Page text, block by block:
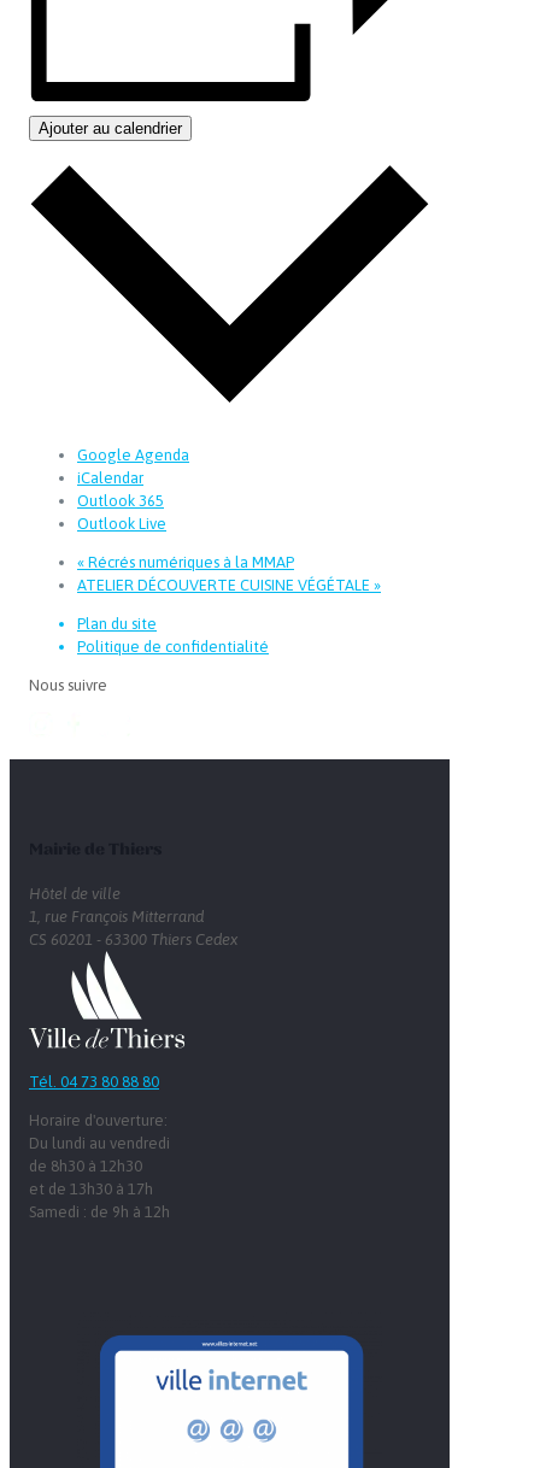
Ajouter au calendrier
Google Agenda
iCalendar
Outlook 365
Outlook Live
« Récrés numériques à la MMAP
ATELIER DÉCOUVERTE CUISINE VÉGÉTALE »
Plan du site
Politique de confidentialité
Nous suivre
Hôtel de ville
1, rue François Mitterrand
CS 60201 - 63300 Thiers Cedex
Tél. 04 73 80 88 80
Horaire d'ouverture:
Du lundi au vendredi
de 8h30 à 12h30
et de 13h30 à 17h
Samedi : de 9h à 12h